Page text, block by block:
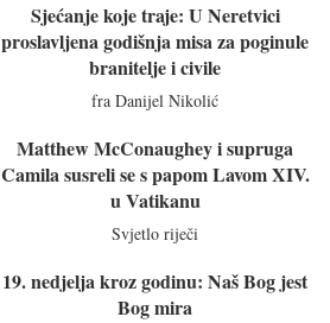
Sjećanje koje traje: U Neretvici
proslavljena godišnja misa za poginule
branitelje i civile
fra Danijel Nikolić
Matthew McConaughey i supruga
Camila susreli se s papom Lavom XIV.
u Vatikanu
Svjetlo riječi
19. nedjelja kroz godinu: Naš Bog jest
Bog mira